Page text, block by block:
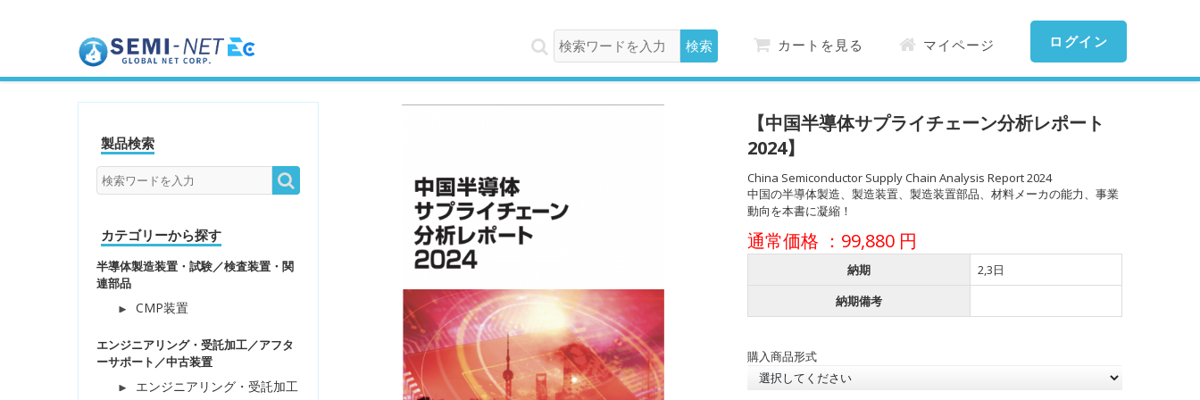
カートを見る マイページ ログイン
製品検索
カテゴリーから探す
半導体製造装置・試験／検査装置・関
連部品
CMP装置
エンジニアリング・受託加工／アフタ
ーサポート／中古装置
エンジニアリング・受託加工
【中国半導体サプライチェーン分析レポート
2024】
China Semiconductor Supply Chain Analysis Report 2024
中国の半導体製造、製造装置、製造装置部品、材料メーカの能力、事業
動向を本書に凝縮！
通常価格 ：99,880 円
納期
2,3日
納期備考
購入商品形式